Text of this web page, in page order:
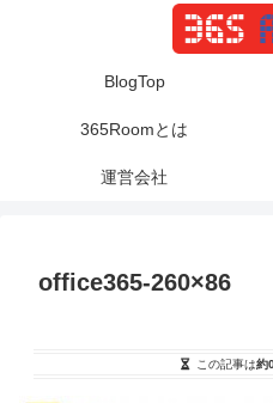
BlogTop
365Roomとは
運営会社
office365-260×86
この記事は約